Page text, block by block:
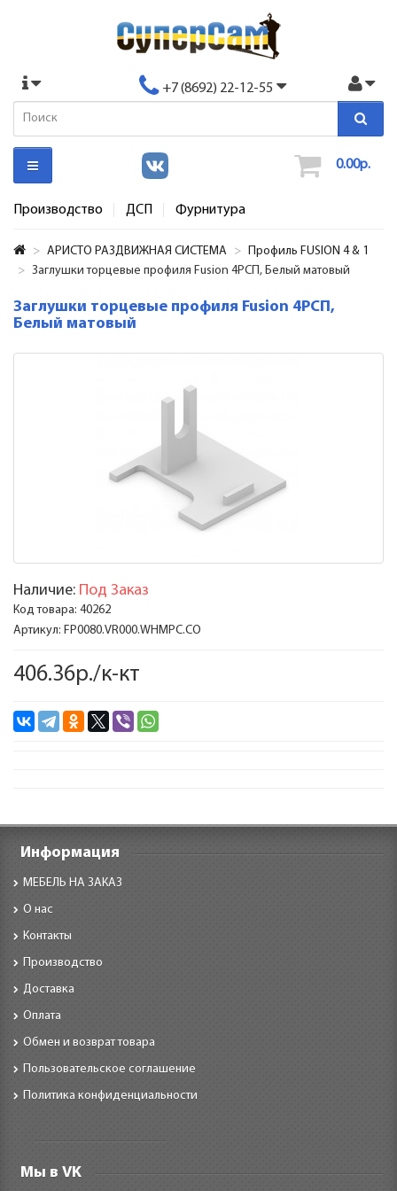
+7 (8692) 22-12-55
0.00р.
Производство ДСП Фурнитура
АРИСТО РАЗДВИЖНАЯ СИСТЕМА
Профиль FUSION 4 & 1
Заглушки торцевые профиля Fusion 4РСП, Белый матовый
Заглушки торцевые профиля Fusion 4РСП,
Белый матовый
Наличие: Под Заказ
Код товара: 40262
Артикул: FP0080.VR000.WHMPC.CO
406.36р./к-кт
Информация
МЕБЕЛЬ НА ЗАКАЗ
О нас
Контакты
Производство
Доставка
Оплата
Обмен и возврат товара
Пользовательское соглашение
Политика конфиденциальности
Мы в VK